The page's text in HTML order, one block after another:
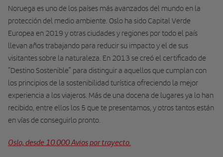
Noruega es uno de los países más avanzados del mundo en la
protección del medio ambiente. Oslo ha sido Capital Verde
Europea en 2019 y otras ciudades y regiones por todo el país
llevan años trabajando para reducir su impacto y el de sus
visitantes sobre la naturaleza. En 2013 se creó el certificado de
“Destino Sostenible” para distinguir a aquellos que cumplan con
los principios de la sostenibilidad turística ofreciendo la mejor
experiencia a los viajeros. Más de una docena de lugares ya lo han
recibido, entre ellos los 5 que te presentamos, y otros tantos están
en vías de conseguirlo pronto.
Oslo, desde 10.000 Avios por trayecto.